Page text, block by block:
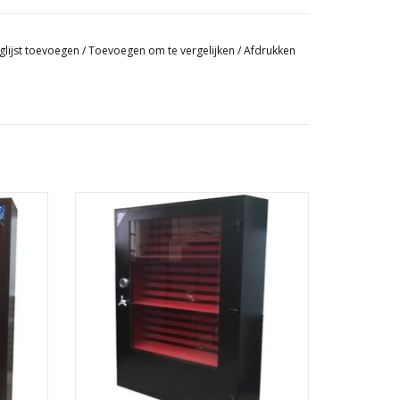
BR3/EN 1063:2002 en P8B/EN 356:2000
met afstandsbediening inbegrepen
toevoegen /Toevoegen om te vergelijken /Afdrukken
- Kogelvrij veiligheidsglas
- 195×160×40 cm
- +/-350 kg
- Dieptemaat: 35-55 cm
- Uitvoerbaar met verschillende opties
TOEVOEGEN AAN WINKELWAGEN